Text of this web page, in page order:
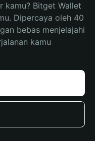
kamu? Bitget Wallet
Dipercaya oleh 40
bebas menjelajahi
kamu